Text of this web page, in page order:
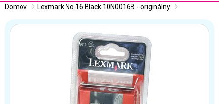
Domov Lexmark No.16 Black 10N0016B - originálny